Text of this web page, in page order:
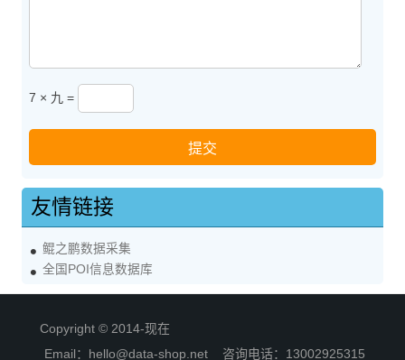
7 × 九 =
友情链接
鲲之鹏数据采集
全国POI信息数据库
Copyright © 2014-现在
Email：hello@data-shop.net 咨询电话：13002925315